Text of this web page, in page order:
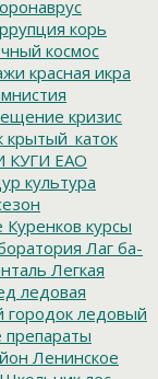
корь
космос
красная икра
кризис
крытый_каток
КУГИ ЕАО
культура
Куренков курсы
Лаг ба-
Легкая
ледовая
городок ледовый
препараты
Ленинское